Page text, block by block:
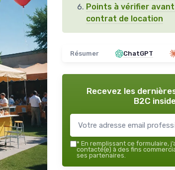
Points à vérifier
contrat de location
Résumer ChatGPT
Recevez les
B2C
* En remplissant ce formulaire,
contacté(e) à des fins
ses partenaires.